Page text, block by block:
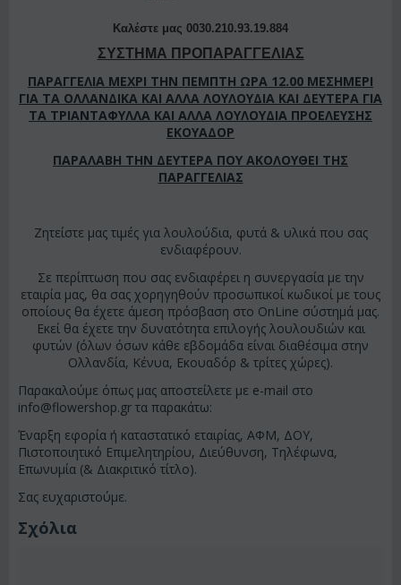
Καλέστε μας 0030.210.93.19.884
ΣΥΣΤΗΜΑ ΠΡΟΠΑΡΑΓΓΕΛΙΑΣ
ΠΑΡΑΓΓΕΛΙΑ ΜΕΧΡΙ ΤΗΝ ΠΕΜΠΤΗ ΩΡΑ 12.00 ΜΕΣΗΜΕΡΙ
ΓΙΑ ΤΑ ΟΛΛΑΝΔΙΚΑ ΚΑΙ ΑΛΛΑ ΛΟΥΛΟΥΔΙΑ ΚΑΙ ΔΕΥΤΕΡΑ ΓΙΑ
ΤΑ ΤΡΙΑΝΤΑΦΥΛΛΑ ΚΑΙ ΑΛΛΑ ΛΟΥΛΟΥΔΙΑ ΠΡΟΕΛΕΥΣΗΣ
ΕΚΟΥΑΔΟΡ
ΠΑΡΑΛΑΒΗ ΤΗΝ ΔΕΥΤΕΡΑ ΠΟΥ ΑΚΟΛΟΥΘΕΙ ΤΗΣ
ΠΑΡΑΓΓΕΛΙΑΣ
Ζητείστε μας τιμές για λουλούδια, φυτά & υλικά που σας
ενδιαφέρουν.
Σε περίπτωση που σας ενδιαφέρει η συνεργασία με την
εταιρία μας, θα σας χορηγηθούν προσωπικοί κωδικοί με τους
οποίους θα έχετε άμεση πρόσβαση στο OnLine σύστημά μας.
Εκεί θα έχετε την δυνατότητα επιλογής λουλουδιών και
φυτών (όλων όσων κάθε εβδομάδα είναι διαθέσιμα στην
Ολλανδία, Κένυα, Εκουαδόρ & τρίτες χώρες).
Παρακαλούμε όπως μας αποστείλετε με e-mail στο
info@flowershop.gr τα παρακάτω:
Έναρξη εφορία ή καταστατικό εταιρίας, ΑΦΜ, ΔΟΥ,
Πιστοποιητικό Επιμελητηρίου, Διεύθυνση, Τηλέφωνα,
Επωνυμία (& Διακριτικό τίτλο).
Σας ευχαριστούμε.
Σχόλια